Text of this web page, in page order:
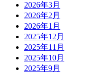
2026年3月
2026年2月
2026年1月
2025年12月
2025年11月
2025年10月
2025年9月